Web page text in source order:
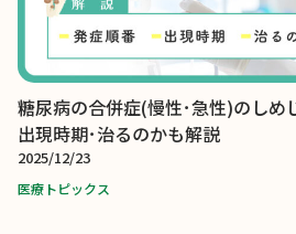
糖尿病の合併症(慢性･急性)のしめ
出現時期･治るのかも解説
2025/12/23
医療トピックス